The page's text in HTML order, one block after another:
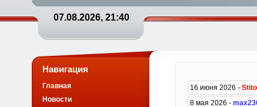
07.08.2026, 21:40
Навигация
Главная
Новости